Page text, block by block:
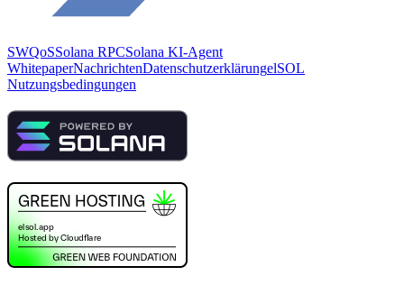
SWQoSSolana RPCSolana KI-Agent
WhitepaperNachrichtenDatenschutzerklärungelSOL
Nutzungsbedingungen